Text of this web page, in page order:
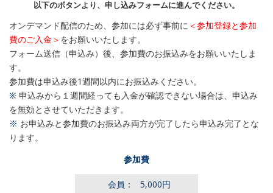
以下のボタンより、申し込みフォームに進んでください。
オンデマンド配信のため、参加には必ず事前に ＜参加登録と参加
費のご入金＞ をお願いいたします。
フォーム送信（申込み）後、参加費のお振込みをお願いいたしま
す。
参加費は申込み後1週間以内にお振込みください。
※ 申込みから１週間経っても入金が確認できない場合は、申込み
を無効とさせていただきます。
※ お申込みと参加費のお振込み両方が完了したら申込み完了とな
ります。
参加費
会員： 5,000円